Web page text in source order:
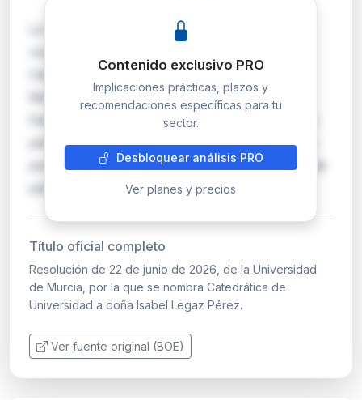
La Universidad de Murcia formaliza el
Catedrática de Universidad en el área de
Medicina Legal y Forense, adscrita al
Departamento de Ciencias Socio-Sanitarias. La
plaza, con código 110776, está subvencionada
para financiar el incremento y mantenimiento de
plazas del Grado de Medi…
Contenido exclusivo PRO
Implicaciones prácticas, plazos y
recomendaciones específicas para tu
sector.
Desbloquear análisis PRO
Ver planes y precios
Título oficial completo
Resolución de 22 de junio de 2026, de la Universidad
de Murcia, por la que se nombra Catedrática de
Universidad a doña Isabel Legaz Pérez.
Ver fuente original (BOE)